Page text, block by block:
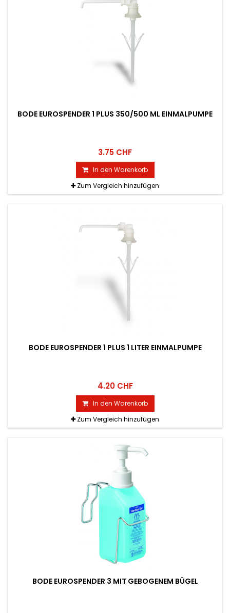
BODE EUROSPENDER 1 PLUS 350/500 ML EINMALPUMPE
3.75 CHF
In den Warenkorb
Zum Vergleich hinzufügen
BODE EUROSPENDER 1 PLUS 1 LITER EINMALPUMPE
4.20 CHF
In den Warenkorb
Zum Vergleich hinzufügen
BODE EUROSPENDER 3 MIT GEBOGENEM BÜGEL